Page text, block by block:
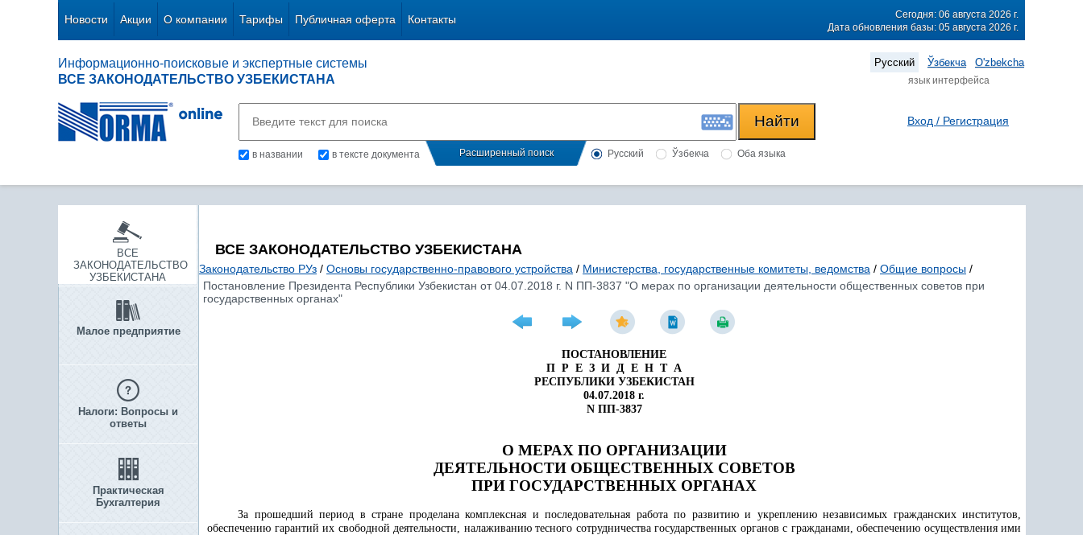
Новости Акции О компании Тарифы Публичная оферта Контакты
Сегодня: 06 августа 2026 г.
Дата обновления базы: 05 августа 2026 г.
Информационно-поисковые и экспертные системы
ВСЕ ЗАКОНОДАТЕЛЬСТВО УЗБЕКИСТАНА
Русский Ўзбекча O'zbekcha
язык интерфейса
в названии в тексте документа Расширенный поиск Русский Ўзбекча Оба языка
Вход / Регистрация
ВСЕ
ЗАКОНОДАТЕЛЬСТВО
УЗБЕКИСТАНА
Малое предприятие
Налоги: Вопросы и
ответы
Практическая
Бухгалтерия
ВСЕ ЗАКОНОДАТЕЛЬСТВО УЗБЕКИСТАНА
Законодательство РУз / Основы государственно-правового устройства / Министерства, государственные комитеты, ведомства / Общие вопросы /
Постановление Президента Республики Узбекистан от 04.07.2018 г. N ПП-3837 "О мерах по организации деятельности общественных советов при
государственных органах"
ПОСТАНОВЛЕНИЕ
П Р Е З И Д Е Н Т А
РЕСПУБЛИКИ УЗБЕКИСТАН
04.07.2018 г.
N ПП-3837
О МЕРАХ ПО ОРГАНИЗАЦИИ
ДЕЯТЕЛЬНОСТИ ОБЩЕСТВЕННЫХ СОВЕТОВ
ПРИ ГОСУДАРСТВЕННЫХ ОРГАНАХ
За прошедший период в стране проделана комплексная и последовательная работа по развитию и укреплению независимых гражданских институтов,
обеспечению гарантий их свободной деятельности, налаживанию тесного сотрудничества государственных органов с гражданами, обеспечению осуществления ими